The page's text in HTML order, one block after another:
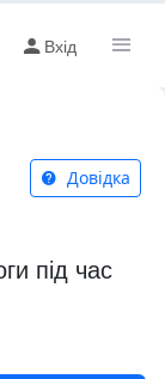
Вхід
Довідка
під час